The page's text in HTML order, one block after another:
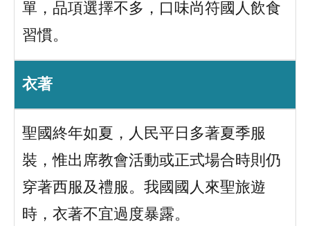
單，品項選擇不多，口味尚符國人飲食
習慣。
衣著
聖國終年如夏，人民平日多著夏季服
裝，惟出席教會活動或正式場合時則仍
穿著西服及禮服。我國國人來聖旅遊
時，衣著不宜過度暴露。